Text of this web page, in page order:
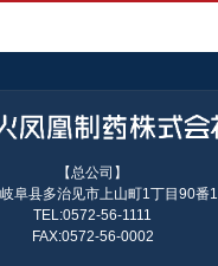
【总公司】
阜县多治见市上山町1丁目90番1
TEL:0572-56-1111
FAX:0572-56-0002